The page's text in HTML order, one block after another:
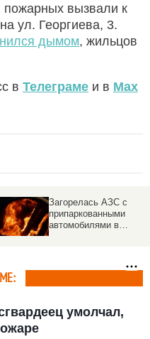
пожарных вызвали к
ул. Георгиева, 3.
дымом, жильцов
в Телеграме и в Max
Загорелась АЗС с
припаркованными
автомобилями в
умолчал,